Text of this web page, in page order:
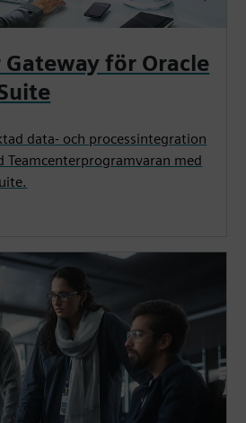
Gateway för Oracle
data- och processintegration
Teamcenterprogramvaran med